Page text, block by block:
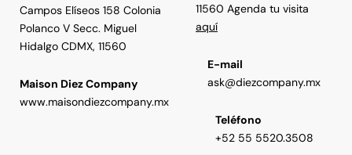
Campos Elíseos 158 Colonia
Polanco V Secc. Miguel
Hidalgo CDMX, 11560
Maison Diez Company
www.maisondiezcompany.mx
11560 Agenda tu visita
aquí
E-mail
ask@diezcompany.mx
Teléfono
+52 55 5520.3508